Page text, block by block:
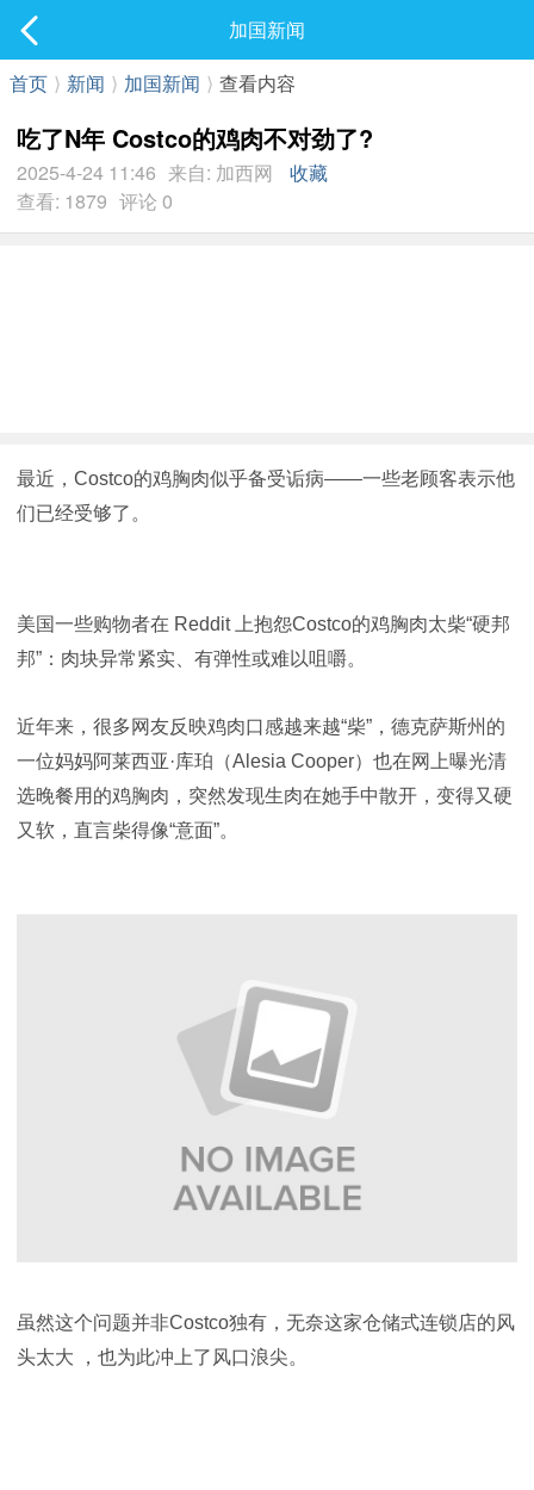
最新发表
加国新闻
首页 ⟩ 新闻 ⟩ 加国新闻 ⟩ 查看内容
吃了N年 Costco的鸡肉不对劲了?
2025-4-24 11:46 来自: 加西网
收藏
查看: 1879 评论 0
最近， Costco的鸡胸肉似乎备受诟病——一些老顾客表示他
们已经受够了。
美国一些购物者在 Reddit 上抱怨Costco的鸡胸肉太柴“硬邦
邦”：肉块异常紧实、有弹性或难以咀嚼。
近年来，很多网友反映鸡肉口感越来越“柴”，德克萨斯州的
一位妈妈阿莱西亚·库珀（Alesia Cooper）也在网上曝光清
选晚餐用的鸡胸肉，突然发现生肉在她手中散开，变得又硬
又软，直言柴得像“意面”。
虽然这个问题并非Costco独有，无奈这家仓储式连锁店的风
头太大 ，也为此冲上了风口浪尖。